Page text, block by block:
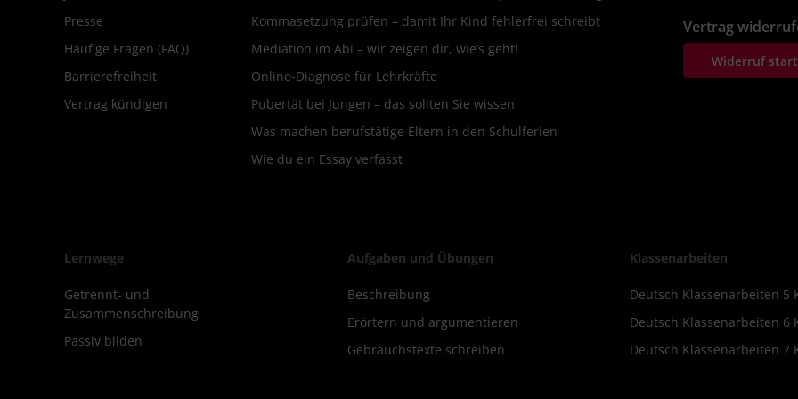
Presse
Häufige Fragen (FAQ)
Barrierefreiheit
Vertrag kündigen
Kommasetzung prüfen – damit Ihr Kind fehlerfrei schreibt
Mediation im Abi – wir zeigen dir, wie’s geht!
Online-Diagnose für Lehrkräfte
Pubertät bei Jungen – das sollten Sie wissen
Was machen berufstätige Eltern in den Schulferien
Wie du ein Essay verfasst
Vertrag
Widerruf
Lernwege
Getrennt- und
Zusammenschreibung
Passiv bilden
Aufgaben und Übungen
Beschreibung
Erörtern und argumentieren
Gebrauchstexte schreiben
Klassenarbeiten
Deutsch Klassenarbeiten 5
Deutsch Klassenarbeiten 6
Deutsch Klassenarbeiten 7